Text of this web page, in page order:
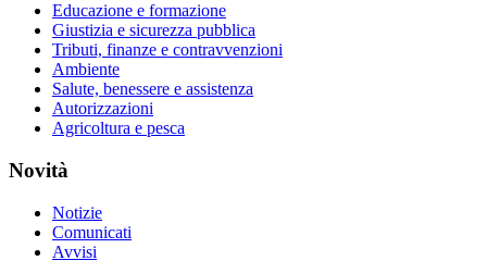
Educazione e formazione
Giustizia e sicurezza pubblica
Tributi, finanze e contravvenzioni
Ambiente
Salute, benessere e assistenza
Autorizzazioni
Agricoltura e pesca
Novità
Notizie
Comunicati
Avvisi